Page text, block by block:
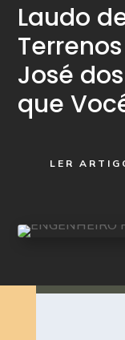
Laudo
José
que
LER